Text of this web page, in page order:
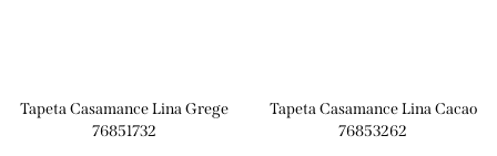
Tapeta Casamance Lina Grege
76851732
Tapeta Casamance Lina Cacao
76853262